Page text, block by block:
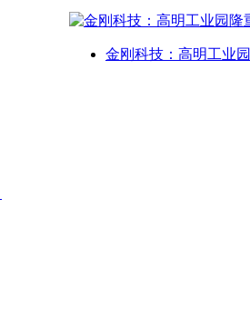
金刚科技：高明工业园